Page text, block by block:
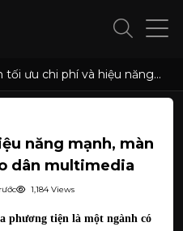
tối ưu chi phí và hiệu năng
đại với AMD Ryzen 7
màn hình đẹp lý tưởng cho
năng mạnh, màn
dân multimedia
1,184 Views
phương tiện là một ngành có